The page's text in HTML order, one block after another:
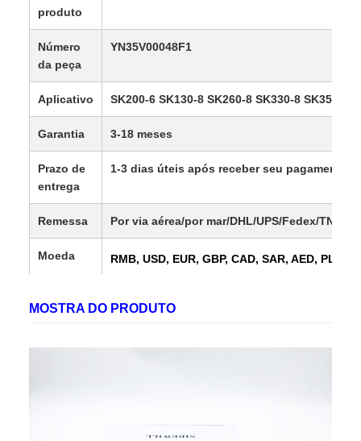
produto
Número
da peça
YN35V00048F1
Aplicativo SK200-6 SK130-8 SK260-8 SK330-8 SK350LC-
Garantia 3-18 meses
Prazo de
entrega
1-3 dias úteis após receber seu pagamento
Remessa Por via aérea/por mar/DHL/UPS/Fedex/TNT/
Moeda
RMB, USD, EUR, GBP, CAD, SAR, AED, PLN,
MOSTRA DO PRODUTO